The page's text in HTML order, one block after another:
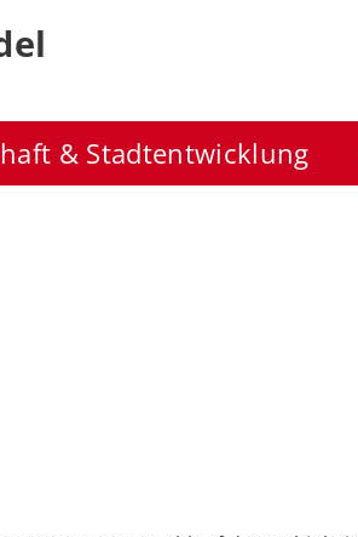
& Stadtentwicklung